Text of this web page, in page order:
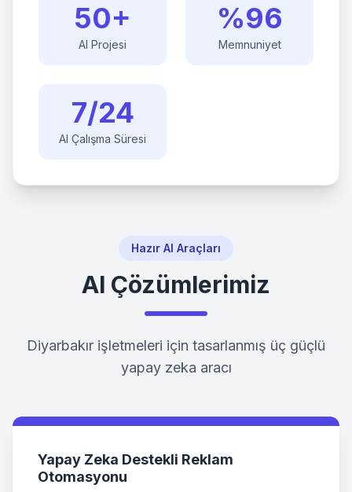
50+
AI Projesi
%96
Memnuniyet
7/24
AI Çalışma Süresi
Hazır AI Araçları
AI Çözümlerimiz
Diyarbakır işletmeleri için tasarlanmış üç güçlü
yapay zeka aracı
Yapay Zeka Destekli Reklam
Otomasyonu